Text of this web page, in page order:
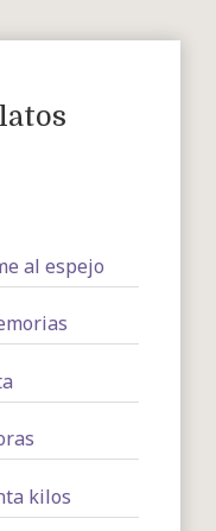
al espejo
kilos